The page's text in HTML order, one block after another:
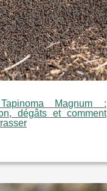
Magnum :
dégâts et comment